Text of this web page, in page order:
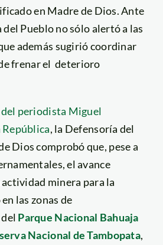
en Madre de Dios. Ante
Pueblo no sólo alertó a las
además sugirió coordinar
frenar el deterioro
periodista Miguel
, la Defensoría del
Dios comprobó que, pese a
el avance
minera para la
las zonas de
Parque Nacional Bahuaja
Nacional de Tambopata,